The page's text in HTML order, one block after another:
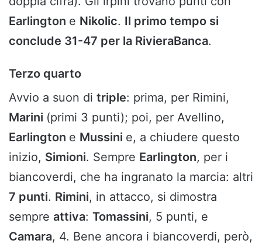
Earlington e Nikolic. Il primo tempo si
conclude 31-47 per la RivieraBanca.
Terzo quarto
Avvio a suon di triple: prima, per Rimini,
Marini (primi 3 punti); poi, per Avellino,
Earlington e Mussini e, a chiudere questo
inizio, Simioni. Sempre Earlington, per i
biancoverdi, che ha ingranato la marcia: altri
7 punti. Rimini, in attacco, si dimostra
sempre attiva: Tomassini, 5 punti, e
Camara, 4. Bene ancora i biancoverdi, però,